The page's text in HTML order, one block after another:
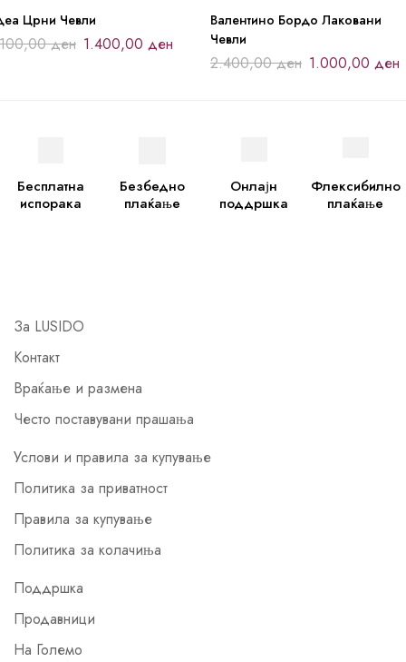
Црни Чевли
ден 1.400,00 ден
Валентино Бордо Лаковани
Чевли
2.400,00ден 1.000,00 ден
Бесплатна
испорака
Безбедно
плаќање
Онлајн
поддршка
Флексибилно
плаќање
За LUSIDO
Контакт
Враќање и размена
Често поставувани прашања
Услови и правила за купување
Политика за приватност
Правила за купување
Политика за колачиња
Поддршка
Продавници
На Големо